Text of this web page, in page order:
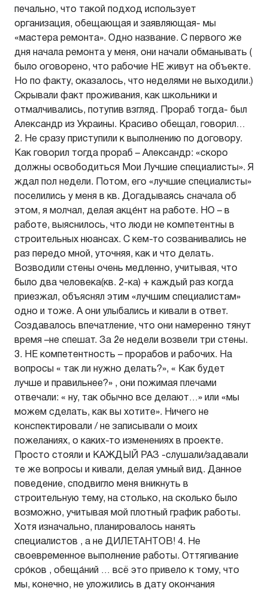
печально, что такой подход использует
организация, обещающая и заявляющая- мы
«мастера ремонта». Одно название. С первого же
дня начала ремонта у меня, они начали обманывать (
было оговорено, что рабочие НЕ живут на объекте.
Но по факту, оказалось, что неделями не выходили.)
Скрывали факт проживания, как школьники и
отмалчивались, потупив взгляд. Прораб тогда- был
Александр из Украины. Красиво обещал, говорил…
2. Не сразу приступили к выполнению по договору.
Как говорил тогда прораб – Александр: «скоро
должны освободиться Мои Лучшие специалисты». Я
ждал пол недели. Потом, его «лучшие специалисты»
поселились у меня в кв. Догадываясь сначала об
этом, я молчал, делая акце́нт на работе. НО – в
работе, выяснилось, что люди не компетентны в
строительных нюансах. С кем-то созванивались не
раз передо мной, уточняя, как и что делать.
Возводили стены очень медленно, учитывая, что
было два человека(кв. 2-ка) + каждый раз когда
приезжал, объяснял этим «лучшим специалистам»
одно и тоже. А они улыбались и кивали в ответ.
Создавалось впечатление, что они намеренно тянут
время –не спешат. За 2е недели возвели три стены.
3. НЕ компетентность – прорабов и рабочих. На
вопросы « так ли нужно делать?», « Как будет
лучше и правильнее?» , они пожимая плечами
отвечали: « ну, так обычно все делают…» или «мы
можем сделать, как вы хотите». Ничего не
конспектировали / не записывали о моих
пожеланиях, о каких-то изменениях в проекте.
Просто стояли и КАЖДЫЙ РАЗ -слушали/задавали
те же вопросы и кивали, делая умный вид. Данное
поведение, сподвигло меня вникнуть в
строительную тему, на столько, на сколько было
возможно, учитывая мой плотный график работы.
Хотя изначально, планировалось нанять
специалистов , а не ДИЛЕТАНТОВ! 4. Не
своевременное выполнение работы. Оттягивание
сро́ков , обеща́ний … всё это привело к тому, что
мы, конечно, не уложились в дату окончания